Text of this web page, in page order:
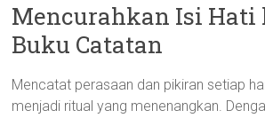
Mencurahkan Isi Hati
Buku Catatan
Mencatat perasaan dan pikiran setiap
menjadi ritual yang menenangkan.